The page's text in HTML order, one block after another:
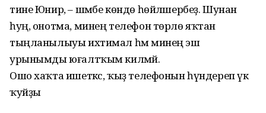
тине Юнир, – шәмбе көндө һөйләшербеҙ. Шунан
һуң, онотма, минең телефон төрлө яҡтан
тыңланылыуы ихтимал һәм минең эш
урынымды юғалтҡым килмәй.
Ошо хаҡта ишеткәс, ҡыҙ телефонын һүндереп үк
ҡуйҙы